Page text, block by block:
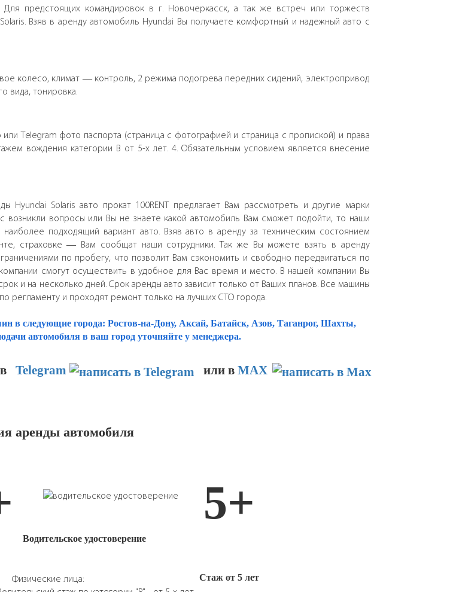
Для предстоящих командировок в г. Новочеркасск, а так же встреч или торжеств
Взяв в аренду автомобиль Hyundai Вы получаете комфортный и надежный авто с
колесо, климат — контроль, 2 режима подогрева передних сидений, электропривод
вида, тонировка.
Telegram фото паспорта (страница с фотографией и страница с пропиской) и права
вождения категории В от 5-х лет. 4. Обязательным условием является внесение
Solaris авто прокат 100RENT предлагает Вам рассмотреть и другие марки
возникли вопросы или Вы не знаете какой автомобиль Вам сможет подойти, то наши
подходящий вариант авто. Взяв авто в аренду за техническим состоянием
страховке — Вам сообщат наши сотрудники. Так же Вы можете взять в аренду
по пробегу, что позволит Вам сэкономить и свободно передвигаться по
смогут осуществить в удобное для Вас время и место. В нашей компании Вы
и на несколько дней. Срок аренды авто зависит только от Ваших планов. Все машины
регламенту и проходят ремонт только на лучших СТО города.
в следующие города: Ростов-на-Дону, Аксай, Батайск, Азов, Таганрог, Шахты,
автомобиля в ваш город уточняйте у менеджера.
в Telegram или в MAX
аренды автомобиля
Водительское удостоверение
5+
Cтаж от 5 лет
Физические лица: